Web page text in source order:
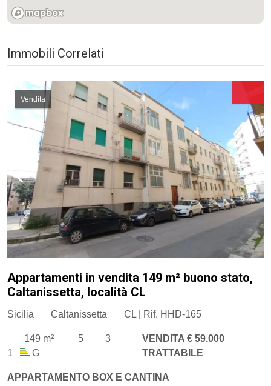
Immobili Correlati
Vendita
Appartamenti in vendita 149 m² buono stato,
Caltanissetta, località CL
Sicilia Caltanissetta CL | Rif. HHD-165
149 m² 5
3
1
G
VENDITA € 59.000
TRATTABILE
APPARTAMENTO BOX E CANTINA